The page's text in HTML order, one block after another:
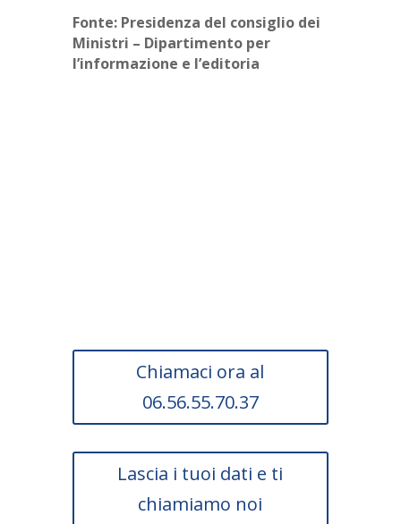
Fonte: Presidenza del consiglio dei
Ministri – Dipartimento per
l’informazione e l’editoria
Chiamaci ora al
06.56.55.70.37
Lascia i tuoi dati e ti
chiamiamo noi